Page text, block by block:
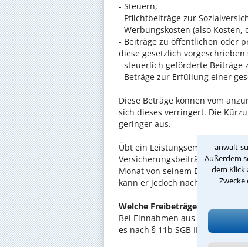
anwalt-
Außerdem
dem Klick
- Steuern,
- Pflichtbeiträge zur
- Werbungskosten (also
- Beiträge zu öffentlichen oder
diese gesetzlich vorgeschrieben
- steuerlich geförderte Beiträge
- Beträge zur Erfüllung einer
Diese Beträge können vom
sich dieses verringert. Die
geringer aus.
Übt ein Leistungsempfänger
Versicherungsbeiträgen,
Monat von seinem
kann er jedoch nachweisen,
Welche Freibeträge gibt es bei
Bei Einnahmen aus einer
es nach § 11b SGB II